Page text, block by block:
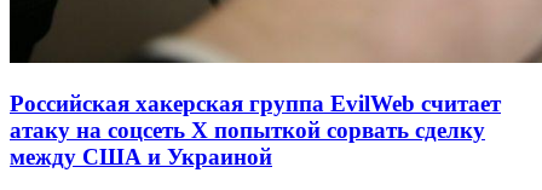
Российская хакерская группа EvilWeb считает
атаку на соцсеть Х попыткой сорвать сделку
между США и Украиной